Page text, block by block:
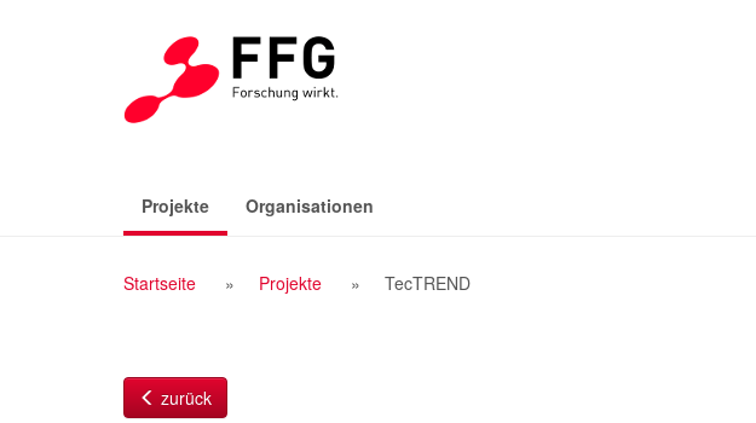
Projekte(aktiv)Organisationen
Breadcrumb
Startseite Projekte TecTREND
zurück